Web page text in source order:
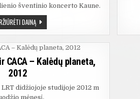
šventinio koncerto Kaune.
DAINĄCACA
–
LAŠELIO
DAINELĖ,
2015
CACA – Kalėdų planeta,
2012
didžiojoje studijoje 2012 m
mėnesį.